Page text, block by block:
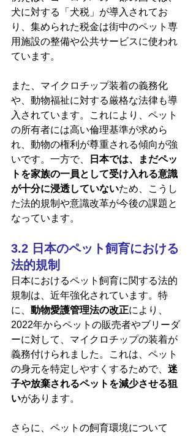
犬に対する「犬税」が導入されてお
り、集められた税金は街中のペット専
用施設の整備や公共サービスに使われ
ています。
また、マイクロチップ装着の義務化
や、動物福祉に対する厳格な法律も導
入されています。これにより、ペット
の所有者には高い倫理基準が求めら
れ、動物の権利が尊重される傾向が強
いです。一方で、
日本では、まだペッ
トを家族の一員として受け入れる意識
が十分に浸透していないため、こうし
た法的規制や意識改革が今後の課題と
なっています。
3.2 日本のペット飼育における
法的規制
日本におけるペット飼育に関する法的
規制は、近年強化されています。特
に、 動物愛護管理法の改正により、
2022年からペットの販売者やブリーダ
ーに対して、マイクロチップの装着が
義務付けられました。これは、ペット
の身元を特定しやすくするためで、 迷
子や放棄されるペットを減少させる狙
いがあります。
さらに、ペットの飼育環境について